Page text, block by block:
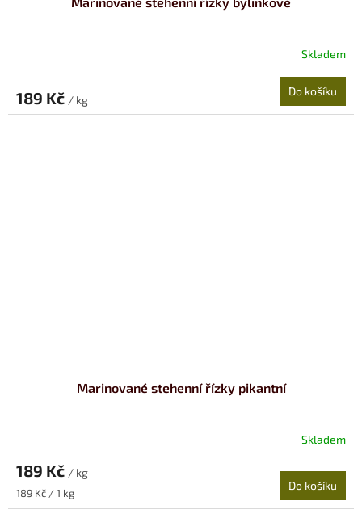
Skladem
189 Kč / kg
Do košíku
Marinované stehenní řízky pikantní
Skladem
189 Kč / kg
Měrná
cena:
189 Kč / 1 kg
Do košíku